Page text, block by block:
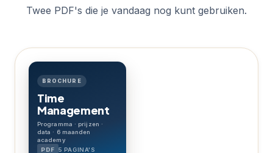
Twee PDF's die je vandaag nog kunt gebruiken.
BROCHURE
Time
Management
Programma · prijzen ·
data · 6 maanden
academy
5 PAGINA'S